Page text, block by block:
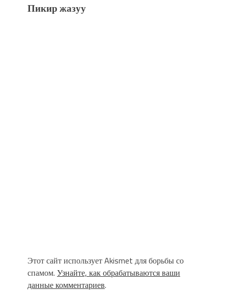
Пикир жазуу
Этот сайт использует Akismet для борьбы со
спамом. Узнайте, как обрабатываются ваши
данные комментариев.